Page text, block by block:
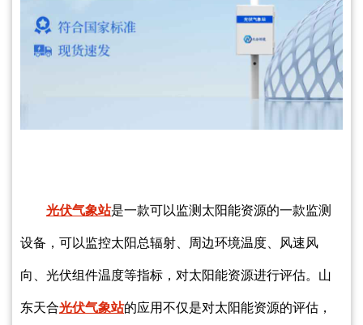
光伏气象站是一款可以监测太阳能资源的一款监测
设备，可以监控太阳总辐射、周边环境温度、风速风
向、光伏组件温度等指标，对太阳能资源进行评估。山
东天合光伏气象站的应用不仅是对太阳能资源的评估，